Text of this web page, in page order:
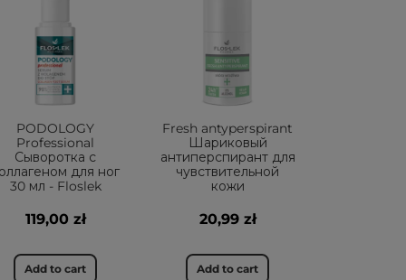
PODOLOGY
Professional
Сыворотка с
для ног
30 мл - Floslek
119,00 zł
Add to cart
Fresh antyperspirant
Шариковый
антиперспирант для
чувствительной
кожи
20,99 zł
Add to cart